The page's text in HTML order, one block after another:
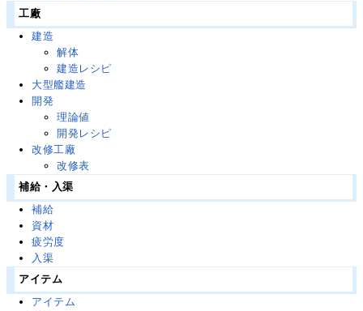
工廠
建造
解体
建造レシピ
大型艦建造
開発
理論値
開発レシピ
改修工廠
改修表
補給・入渠
補給
資材
疲労度
入渠
アイテム
アイテム